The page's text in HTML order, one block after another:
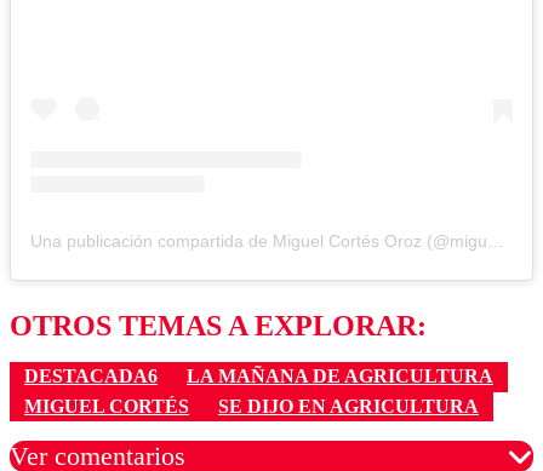
OTROS TEMAS A EXPLORAR:
DESTACADA6
LA MAÑANA DE AGRICULTURA
MIGUEL CORTÉS
SE DIJO EN AGRICULTURA
Ver comentarios